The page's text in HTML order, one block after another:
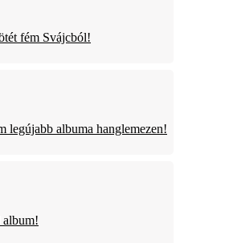
fém Svájcból!
legújabb albuma hanglemezen!
album!